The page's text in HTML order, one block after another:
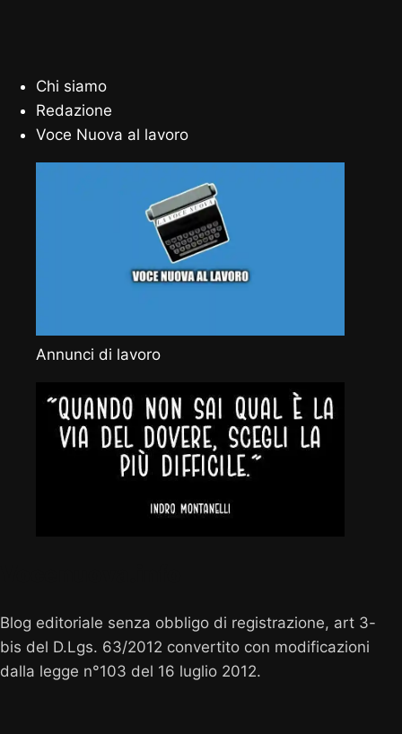
Chi siamo
Redazione
Voce Nuova al lavoro
Annunci di lavoro
Blog editoriale senza obbligo di registrazione, art 3-
bis del D.Lgs. 63/2012 convertito con modificazioni
dalla legge n°103 del 16 luglio 2012.